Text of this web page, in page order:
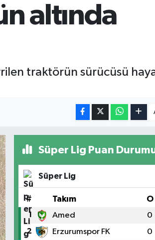
altında
traktörün sürücüsü
Süper Lig Puan
Süper Lig
# Takım O
1 Amed 0
2 Erzurumspor FK 0